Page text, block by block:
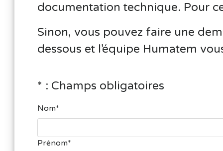
documentation technique. Pour
Sinon, vous pouvez faire une
dessous et l’équipe Humatem
* : Champs obligatoires
Nom
Prénom